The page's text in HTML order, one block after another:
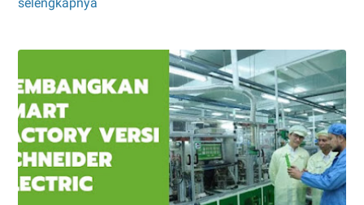
Building